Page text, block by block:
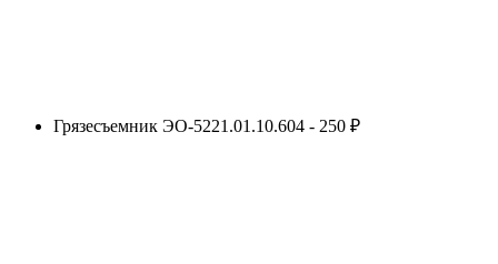
Грязесъемник ЭО-5221.01.10.604 - 250 ₽